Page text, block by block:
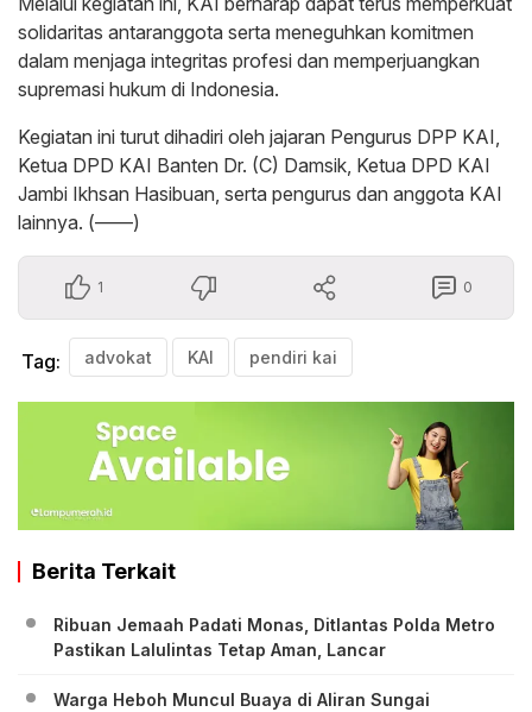
solidaritas antaranggota serta meneguhkan komitmen
dalam menjaga integritas profesi dan memperjuangkan
supremasi hukum di Indonesia.
Kegiatan ini turut dihadiri oleh jajaran Pengurus DPP KAI,
Ketua DPD KAI Banten Dr. (C) Damsik, Ketua DPD KAI
Jambi Ikhsan Hasibuan, serta pengurus dan anggota KAI
lainnya. (——)
1 0
Tag: advokat KAI pendiri kai
Berita Terkait
Ribuan Jemaah Padati Monas, Ditlantas Polda Metro
Pastikan Lalulintas Tetap Aman, Lancar
Warga Heboh Muncul Buaya di Aliran Sungai